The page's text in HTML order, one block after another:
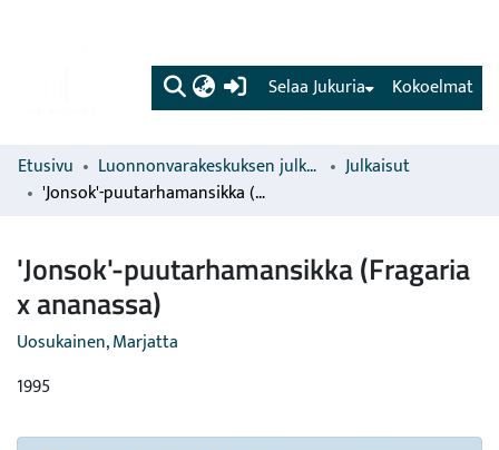
(current) Kokoelmat
Selaa Jukuria
Etusivu Luonnonvarakeskuksen julkaisut
Julkaisut
'Jonsok'-puutarhamansikka (Fragaria x ananassa)
'Jonsok'-puutarhamansikka (Fragaria
x ananassa)
Uosukainen, Marjatta
1995